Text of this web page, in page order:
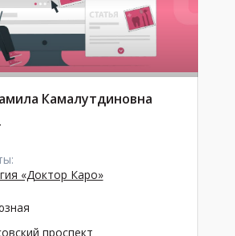
Камалутдиновна
«Доктор Каро»
проспект